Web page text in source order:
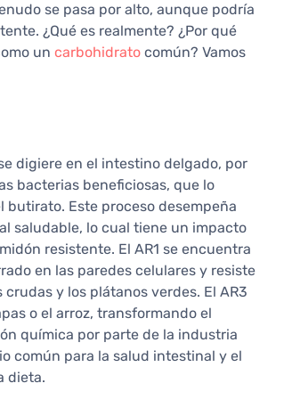
se pasa por alto, aunque podría
¿Qué es realmente? ¿Por qué
un carbohidrato común? Vamos
digiere en el intestino delgado, por
bacterias beneficiosas, que lo
Este proceso desempeña
saludable, lo cual tiene un impacto
resistente. El AR1 se encuentra
en las paredes celulares y resiste
y los plátanos verdes. El AR3
o el arroz, transformando el
química por parte de la industria
común para la salud intestinal y el
dieta.